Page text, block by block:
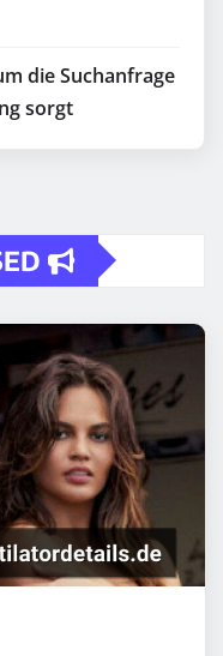
die Suchanfrage
sorgt